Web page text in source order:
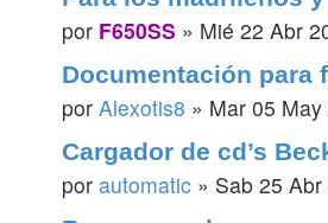
por F650SS » Mié 22 Abr
Documentación para
por Alexotis8 » Mar 05
Cargador de cd’s
por automatic » Sab 25